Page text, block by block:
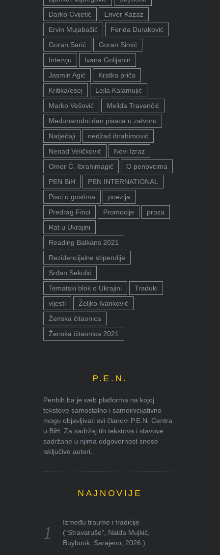
Darko Cvijetić
Enver Kazaz
Ervin Mujabašić
Ferida Duraković
Goran Sarić
Goran Simić
Intervju
Ivana Golijanin
Jasmin Agić
Kratka priča
Kritika/esej
Lejla Kalamujić
Marko Vešović
Melida Travančić
Međunarodni dan pisaca u zatvoru
Natječaji
nedžad ibrahimović
Nenad Veličković
Novi Izraz
Omer Ć. Ibrahimagić
O penovcima
PEN BiH
PEN INTERNATIONAL
Pisci u gostima
poezija
Predrag Finci
Promocije
proza
Rat u Ukrajini
Reading Balkans 2021
Rezidencijalne stipendije
Srđan Sekulić
Tematski blok o Ukrajini
Traduki
vijesti
Željko Ivanković
Ženska čitaonica
Ženska čitaonica 2021
P.E.N.
Penbih.ba je web platforma na kojoj
tekstove samostalno i samoinicijativno
mogu objavljivati svi članovi P.E.N. Centra
u BiH. Za sadržaj tih tekstova i stavove
sadržane u njima odgovornost snose
isključivo autori.
NAJNOVIJE
Između traume i tradicije
(“Stravaruše”, Naida Mujkić,
Buybook, Sarajevo, 2026.)